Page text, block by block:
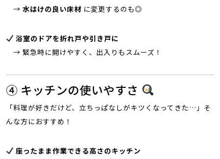
→ 水はけの良い床材 に変更するのも◎
浴室のドアを折れ戸や引き戸に
→ 緊急時に開けやすく、出入りもスムーズ！
④ キッチンの使いやすさ
「料理が好きだけど、立ちっぱなしがキツくなってきた…」そ
んな方におすすめ！
座ったまま作業できる高さのキッチン